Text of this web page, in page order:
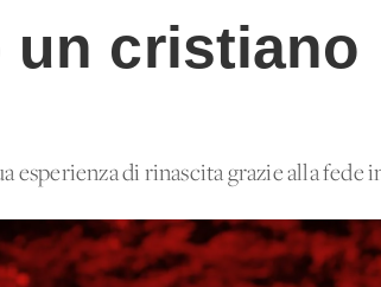
un cristiano
esperienza di rinascita grazie alla fede